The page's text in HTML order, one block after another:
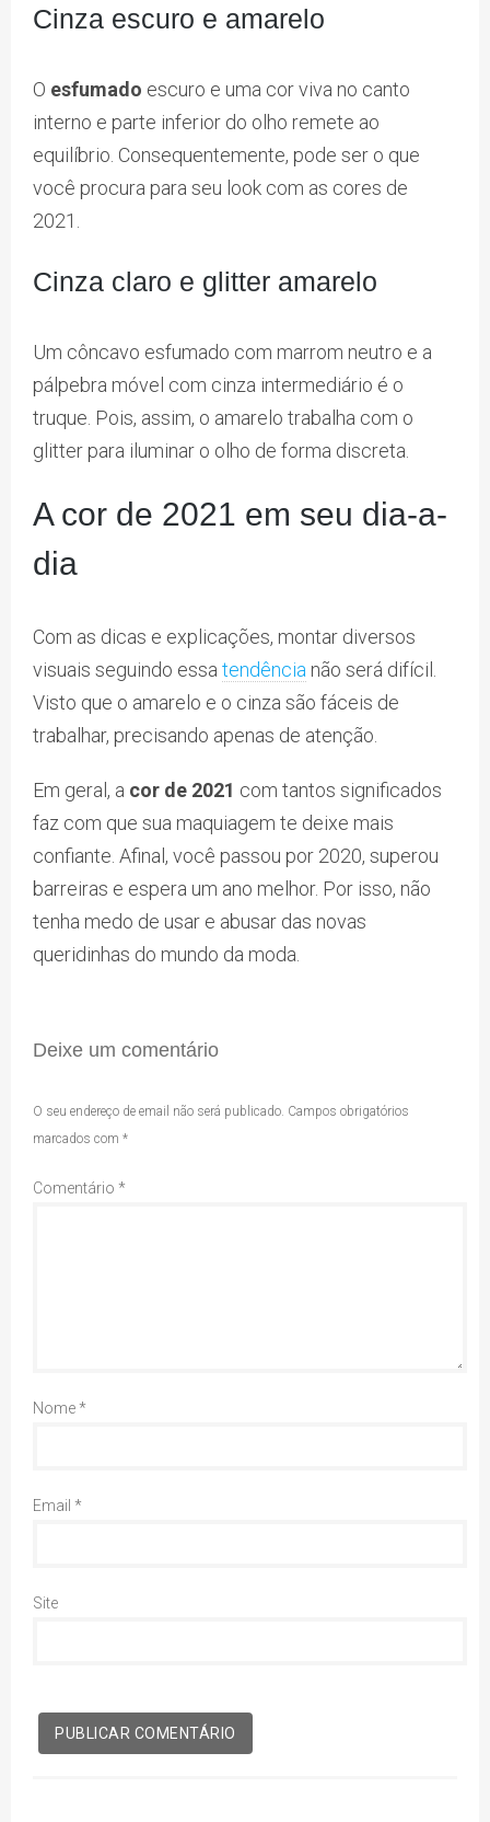
Cinza escuro e amarelo
O esfumado escuro e uma cor viva no canto
interno e parte inferior do olho remete ao
equilíbrio. Consequentemente, pode ser o que
você procura para seu look com as cores de
2021.
Cinza claro e glitter amarelo
Um côncavo esfumado com marrom neutro e a
pálpebra móvel com cinza intermediário é o
truque. Pois, assim, o amarelo trabalha com o
glitter para iluminar o olho de forma discreta.
A cor de 2021 em seu dia-a-
dia
Com as dicas e explicações, montar diversos
visuais seguindo essa tendência não será difícil.
Visto que o amarelo e o cinza são fáceis de
trabalhar, precisando apenas de atenção.
Em geral, a cor de 2021 com tantos significados
faz com que sua maquiagem te deixe mais
confiante. Afinal, você passou por 2020, superou
barreiras e espera um ano melhor. Por isso, não
tenha medo de usar e abusar das novas
queridinhas do mundo da moda.
Deixe um comentário
O seu endereço de email não será publicado. Campos obrigatórios
marcados com *
Comentário *
Nome*
Email *
Site